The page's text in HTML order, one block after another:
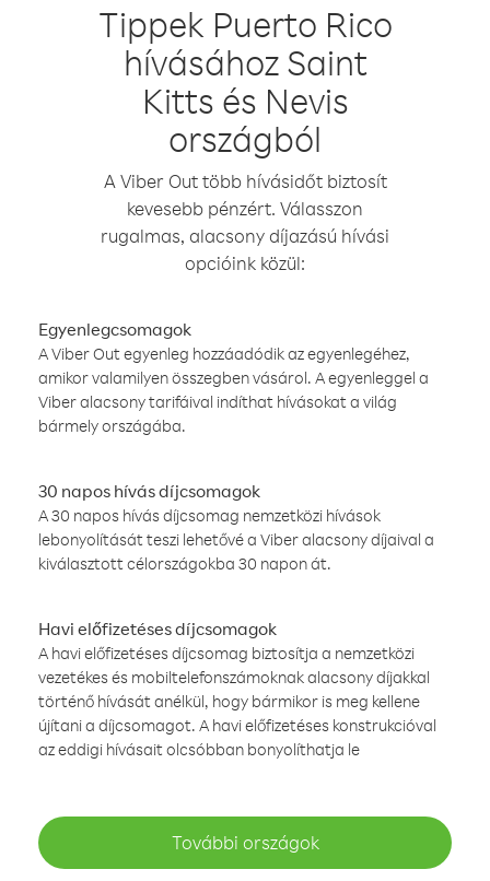
Tippek Puerto Rico
hívásához Saint
Kitts és Nevis
országból
A Viber Out több hívásidőt biztosít
kevesebb pénzért. Válasszon
rugalmas, alacsony díjazású hívási
opcióink közül:
Egyenlegcsomagok
A Viber Out egyenleg hozzáadódik az egyenlegéhez,
amikor valamilyen összegben vásárol. A egyenleggel a
Viber alacsony tarifáival indíthat hívásokat a világ
bármely országába.
30 napos hívás díjcsomagok
A 30 napos hívás díjcsomag nemzetközi hívások
lebonyolítását teszi lehetővé a Viber alacsony díjaival a
kiválasztott célországokba 30 napon át.
Havi előfizetéses díjcsomagok
A havi előfizetéses díjcsomag biztosítja a nemzetközi
vezetékes és mobiltelefonszámoknak alacsony díjakkal
történő hívását anélkül, hogy bármikor is meg kellene
újítani a díjcsomagot. A havi előfizetéses konstrukcióval
az eddigi hívásait olcsóbban bonyolíthatja le
További országok